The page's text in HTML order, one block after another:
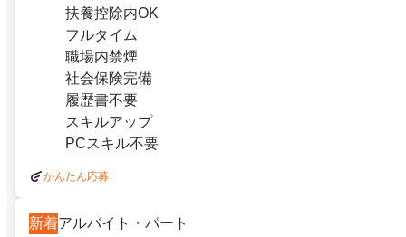
扶養控除内OK
フルタイム
職場内禁煙
社会保険完備
履歴書不要
スキルアップ
PCスキル不要
かんたん応募
新着アルバイト・パート